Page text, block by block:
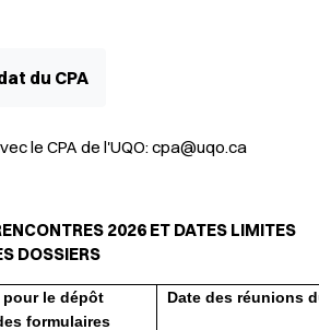
du CPA
le CPA de l'UQO:cpa@uqo.ca
2026 ET DATES LIMITES
DOSSIERS
pour le dépôt
formulaires
Date des réunions